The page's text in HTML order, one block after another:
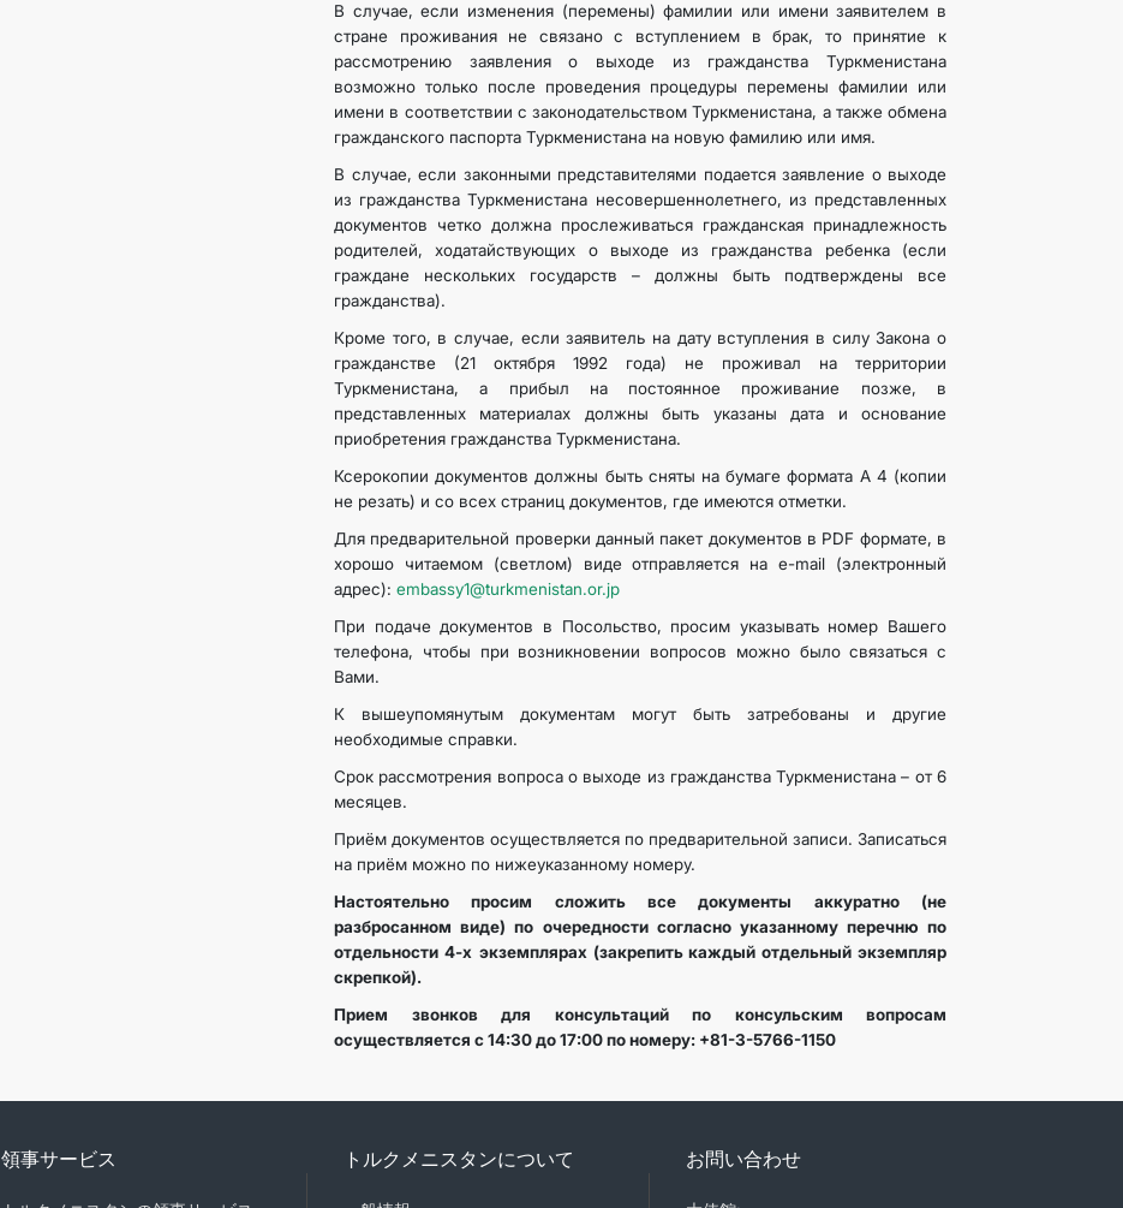
В случае, если изменения (перемены) фамилии или имени заявителем в
стране проживания не связано с вступлением в брак, то принятие к
рассмотрению заявления о выходе из гражданства Туркменистана
возможно только после проведения процедуры перемены фамилии или
имени в соответствии с законодательством Туркменистана, а также обмена
гражданского паспорта Туркменистана на новую фамилию или имя.
В случае, если законными представителями подается заявление о выходе
из гражданства Туркменистана несовершеннолетнего, из представленных
документов четко должна прослеживаться гражданская принадлежность
родителей, ходатайствующих о выходе из гражданства ребенка (если
граждане нескольких государств – должны быть подтверждены все
гражданства).
Кроме того, в случае, если заявитель на дату вступления в силу Закона о
гражданстве (21 октября 1992 года) не проживал на территории
Туркменистана, а прибыл на постоянное проживание позже, в
представленных материалах должны быть указаны дата и основание
приобретения гражданства Туркменистана.
Ксерокопии документов должны быть сняты на бумаге формата А 4 (копии
не резать) и со всех страниц документов, где имеются отметки.
Для предварительной проверки данный пакет документов в PDF формате, в
хорошо читаемом (светлом) виде отправляется на e-mail (электронный
адрес): embassy1@turkmenistan.or.jp
При подаче документов в Посольство, просим указывать номер Вашего
телефона, чтобы при возникновении вопросов можно было связаться с
Вами.
К вышеупомянутым документам могут быть затребованы и другие
необходимые справки.
Срок рассмотрения вопроса о выходе из гражданства Туркменистана – от 6
месяцев.
Приём документов осуществляется по предварительной записи. Записаться
на приём можно по нижеуказанному номеру.
Настоятельно просим сложить все документы аккуратно (не
разбросанном виде) по очередности согласно указанному перечню по
отдельности 4-х экземплярах (закрепить каждый отдельный экземпляр
скрепкой).
Прием звонков для консультаций по консульским вопросам
осуществляется с 14:30 до 17:00 по номеру: +81-3-5766-1150
領事サービス トルクメニスタンについて お問い合わせ